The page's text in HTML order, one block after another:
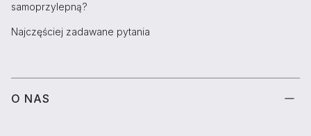
samoprzylepną?
Najczęściej zadawane pytania
O NAS